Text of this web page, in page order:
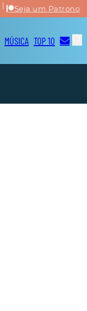
| Seja um Patrono
MÚSICA TOP 10